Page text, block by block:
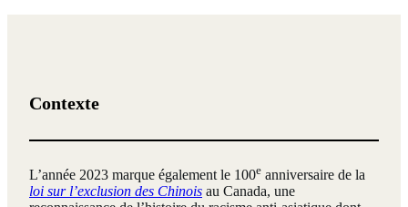
Contexte
L’année 2023 marque également le 100e anniversaire de la
loi sur l’exclusion des Chinois au Canada, une